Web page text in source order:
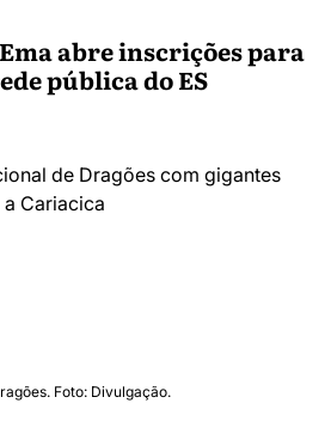
abre inscrições para
pública do ES
Foto: Divulgação.